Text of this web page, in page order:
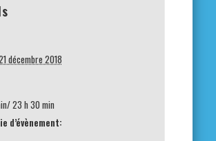
décembre 2018
23 h 30 min
d’évènement: